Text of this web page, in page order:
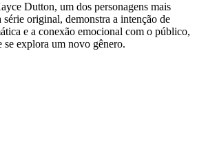
Dutton, um dos personagens mais
original, demonstra a intenção de
e a conexão emocional com o público,
se explora um novo gênero.